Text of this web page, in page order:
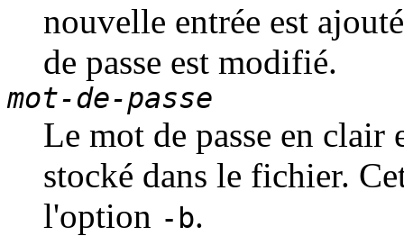
nouvelle entrée est
de passe est modifié.
mot-de-passe
Le mot de passe en clair
stocké dans le fichier.
l'option -b.